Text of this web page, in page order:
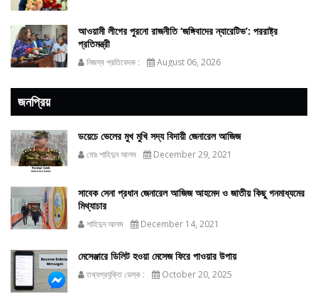
আওয়ামী লীগের পুরনো রাজনীতি ‘জঙ্গিবাদের ন্যারেটিভ’: পররাষ্ট্র
প্রতিমন্ত্রী
নিজস্ব প্রতিবেদক : August 06, 2026
জনপ্রিয়
ডয়েচে ভেলের মুখ মুখি সদ্য বিদায়ী জেনারেল আজিজ
মোঃ শাহিদুন আলম December 29, 2021
সাবেক সেনা প্রধান জেনারেল আজিজ আহমেদ ও জাতীয় কিছু গনমাধ্যমের
মিথ্যাচার
শাহিদুন আলম December 14, 2021
মেসেঞ্জারে ডিলিট হওয়া মেসেজ ফিরে পাওয়ার উপায়
তথ্যপ্রযুক্তি ডেস্ক : October 20, 2025